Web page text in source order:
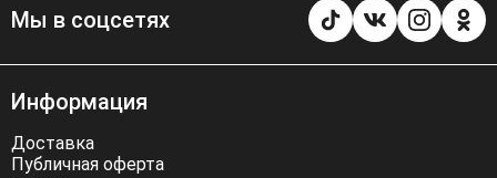
Мы в соцсетях
Информация
Доставка
Публичная оферта